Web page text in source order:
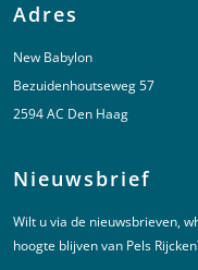
Adres
New Babylon
Bezuidenhoutseweg 57
2594 AC Den Haag
Nieuwsbrief
Wilt u via de nieuwsbrieven,
hoogte blijven van Pels